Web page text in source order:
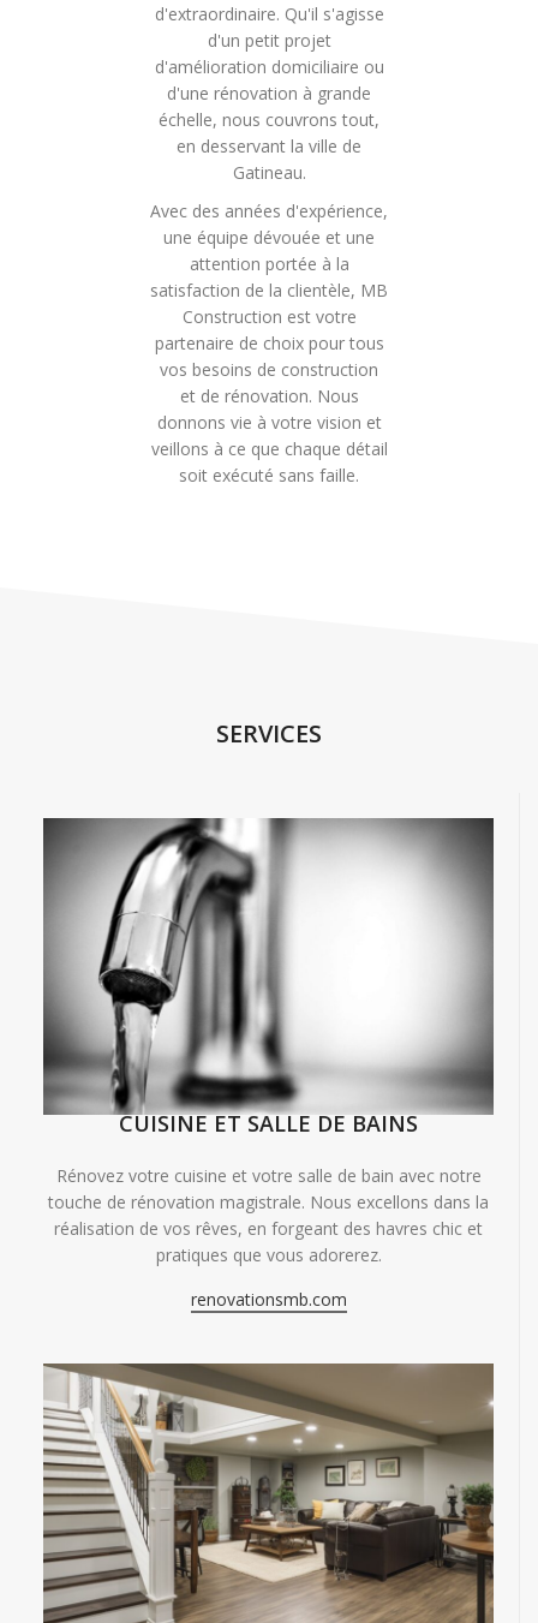
d'extraordinaire. Qu'il s'agisse
d'un petit projet
d'amélioration domiciliaire ou
d'une rénovation à grande
échelle, nous couvrons tout,
en desservant la ville de
Gatineau.
Avec des années d'expérience,
une équipe dévouée et une
attention portée à la
satisfaction de la clientèle, MB
Construction est votre
partenaire de choix pour tous
vos besoins de construction
et de rénovation. Nous
donnons vie à votre vision et
veillons à ce que chaque détail
soit exécuté sans faille.
SERVICES
CUISINE ET SALLE DE BAINS
Rénovez votre cuisine et votre salle de bain avec notre
touche de rénovation magistrale. Nous excellons dans la
réalisation de vos rêves, en forgeant des havres chic et
pratiques que vous adorerez.
renovationsmb.com